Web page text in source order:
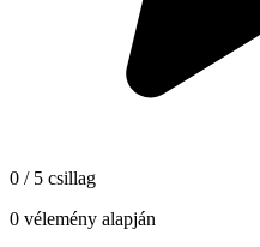
0 / 5 csillag
0 vélemény alapján